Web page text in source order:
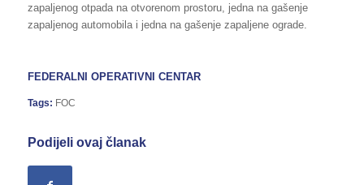
zapaljenog otpada na otvorenom prostoru, jedna na gašenje
zapaljenog automobila i jedna na gašenje zapaljene ograde.
FEDERALNI OPERATIVNI CENTAR
Tags: FOC
Podijeli ovaj članak